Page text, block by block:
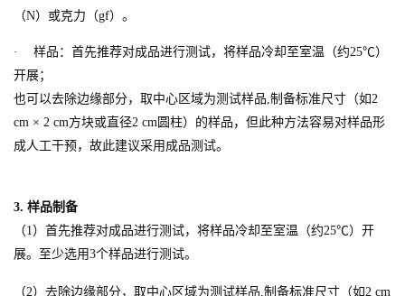
（N）或克力（gf）。
· 样品：首先推荐对成品进行测试，将样品冷却至室温（约25℃）
开展；
也可以去除边缘部分，取中心区域为测试样品,制备标准尺寸（如2
cm × 2 cm方块或直径2 cm圆柱）的样品，但此种方法容易对样品形
成人工干预，故此建议采用成品测试。
3. 样品制备
（1）首先推荐对成品进行测试，将样品冷却至室温（约25℃）开
展。至少选用3个样品进行测试。
（2）去除边缘部分，取中心区域为测试样品,制备标准尺寸（如2 cm